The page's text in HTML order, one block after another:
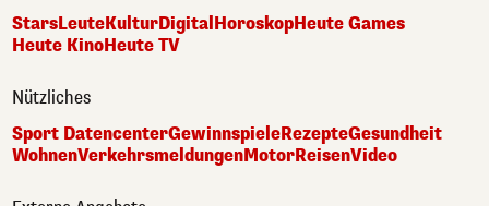
StarsLeuteKulturDigital HoroskopHeute Games
Heute KinoHeute TV
Nützliches
Sport DatencenterGewinnspieleRezepteGesundheit
WohnenVerkehrsmeldungenMotorReisenVideo